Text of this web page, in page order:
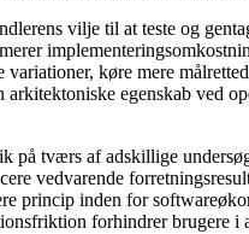
vilje til at teste og
variationer, køre mere
arkitektoniske egenskab ved
på tværs af adskillige
vedvarende
princip inden for
forhindrer brugere